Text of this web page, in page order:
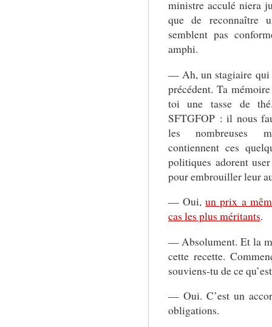
ministre acculé niera
que de reconnaître
semblent pas
amphi.
— Ah, un stagiaire qui
précédent. Ta
toi une tasse de
SFTGFOP : il nous
les nombreuses
contiennent ces
politiques adorent
pour embrouiller leur
— Oui,un prix a
cas les plus méritants.
— Absolument. Et la
cette recette.
souviens-tu de ce
— Oui. C’est un
obligations.